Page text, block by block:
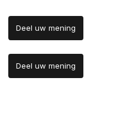
Deel uw mening
Deel uw mening